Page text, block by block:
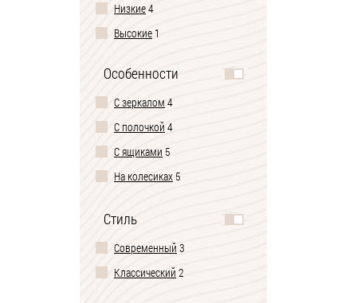
Низкие4
Высокие 1
Особенности
С зеркалом 4
С полочкой 4
С ящиками 5
На колесиках 5
С одним зеркалом
С полками2
Стиль
Современный 3
Классический 2